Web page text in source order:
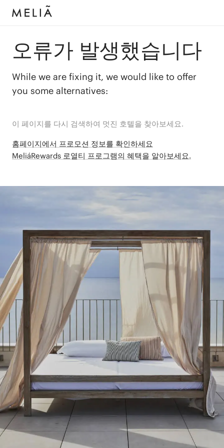
오류가 발생했습니다
While we are fixing it, we would like to offer
you some alternatives:
이 페이지를 다시 검색하여 멋진 호텔을 찾아보세요.
홈페이지에서 프로모션 정보를 확인하세요
MeliáRewards 로열티 프로그램의 혜택을 알아보세요.